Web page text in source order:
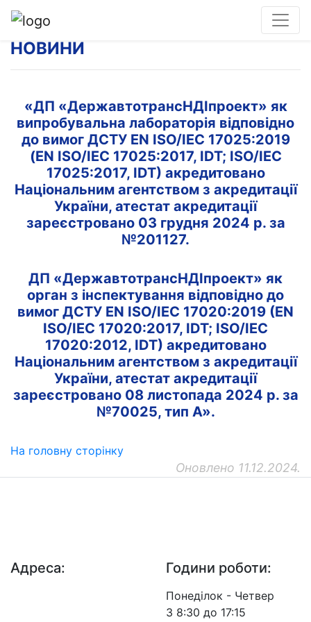
НОВИНИ
«ДП «ДержавтотрансНДІпроект» як
випробувальна лабораторія відповідно
до вимог ДСТУ EN ISO/IEC 17025:2019
(EN ISO/IEC 17025:2017, IDT; ISO/IEC
17025:2017, IDT) акредитовано
Національним агентством з акредитації
України, атестат акредитації
зареєстровано 03 грудня 2024 р. за
№201127.
ДП «ДержавтотрансНДІпроект» як
орган з інспектування відповідно до
вимог ДСТУ EN ISO/IEC 17020:2019 (EN
ISO/IEC 17020:2017, IDT; ISO/IEC
17020:2012, IDT) акредитовано
Національним агентством з акредитації
України, атестат акредитації
зареєстровано 08 листопада 2024 р. за
№70025, тип А».
На головну сторінку
Оновлено 11.12.2024.
Адреса: Години роботи:
Понеділок - Четвер
З 8:30 до 17:15